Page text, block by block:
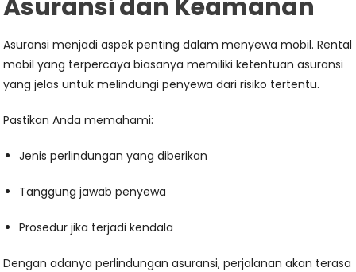
Asuransi dan Keamanan
Asuransi menjadi aspek penting dalam menyewa mobil. Rental
mobil yang terpercaya biasanya memiliki ketentuan asuransi
yang jelas untuk melindungi penyewa dari risiko tertentu.
Pastikan Anda memahami:
Jenis perlindungan yang diberikan
Tanggung jawab penyewa
Prosedur jika terjadi kendala
Dengan adanya perlindungan asuransi, perjalanan akan terasa